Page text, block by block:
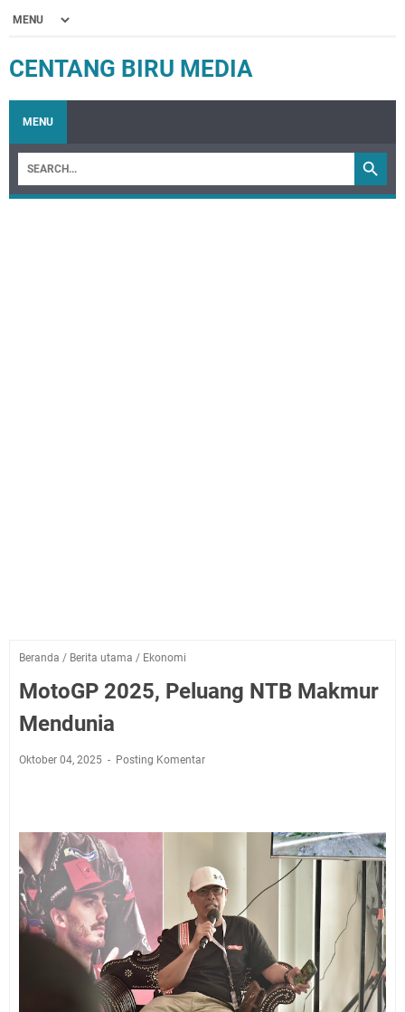
CENTANG BIRU MEDIA
MENU
Beranda / Berita utama / Ekonomi
MotoGP 2025, Peluang NTB Makmur
Mendunia
Oktober 04, 2025 Posting Komentar